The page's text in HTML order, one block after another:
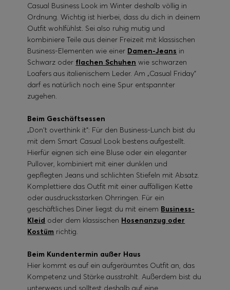
Casual Business Look im Winter deshalb völlig in
Ordnung. Wichtig ist hierbei, dass du dich in deinem
Outfit wohlfühlst. Sei also ruhig mutig und
kombiniere Teile aus deiner Freizeit mit klassischen
Business-Elementen wie einer Damen-Jeans in
Schwarz oder flachen Schuhen wie schwarzen
Loafers aus italienischem Leder. Am „Casual Friday“
darf es natürlich noch eine Spur entspannter
zugehen.
Beim Geschäftsessen
„Don't overthink it“: Für den Business-Lunch bist du
mit dem Smart Casual Look bestens aufgestellt.
Hierfür eignen sich eine Bluse oder ein eleganter
Pullover, kombiniert mit einer dunklen und
gepflegten Jeans und schlichten Stiefeln mit Absatz.
Komplettiere das Outfit mit einer auffälligen Kette
oder ausdrucksstarken Ohrringen. Für ein
geschäftliches Diner liegst du mit einem Business-
Kleid oder dem klassischen Hosenanzug oder
Kostüm richtig.
Beim Kundentermin außer Haus
Hier kommt es auf ein aufgeräumtes Outfit an, das
Kompetenz und Stärke ausstrahlt. Außerdem bist du
unterwegs und solltest deshalb auf eine